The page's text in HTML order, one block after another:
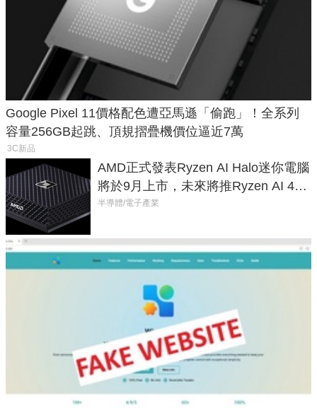
Google Pixel 11價格配色遭亞馬遜「偷跑」！全系列
容量256GB起跳、頂規摺疊機價位逼近7萬
3C新品
AMD正式發表Ryzen AI Halo迷你電腦
將於9月上市，未來將推Ryzen AI 400
Max系列處理器與對應升級版
半導體/電子產業